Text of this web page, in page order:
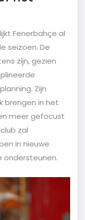
Fenerbahçe al
seizoen. De
zijn, gezien
Zijn
brengen in het
meer gefocust
zal
in nieuwe
ondersteunen.